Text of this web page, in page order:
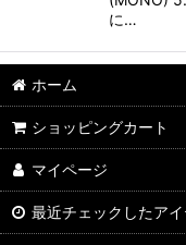
に…
ホーム
ショッピングカート
マイページ
最近チェックしたア